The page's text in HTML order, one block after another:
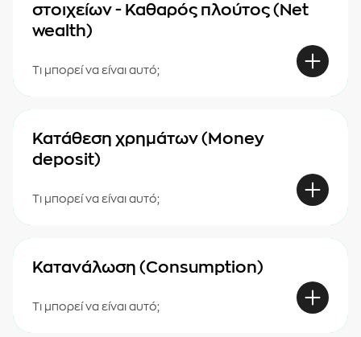
στοιχείων - Καθαρός πλούτος (Net
wealth)
Τι μπορεί να είναι αυτό;
Κατάθεση χρημάτων (Money
deposit)
Τι μπορεί να είναι αυτό;
Κατανάλωση (Consumption)
Τι μπορεί να είναι αυτό;